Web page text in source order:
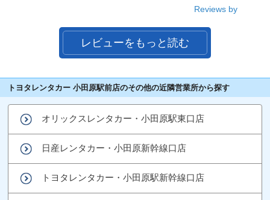
Reviews by
レビューをもっと読む
トヨタレンタカー 小田原駅前店のその他の近隣営業所から探す
オリックスレンタカー・小田原駅東口店
日産レンタカー・小田原新幹線口店
トヨタレンタカー・小田原駅新幹線口店